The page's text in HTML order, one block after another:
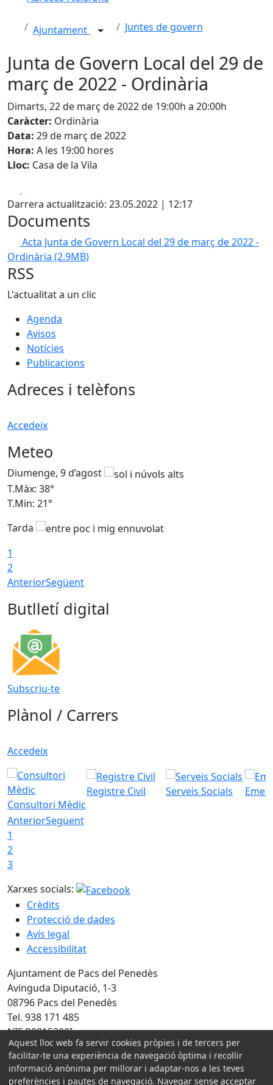
Ajuntament Juntes de govern
Junta de Govern Local del 29 de
març de 2022 - Ordinària
Dimarts, 22 de març de 2022 de 19:00h a 20:00h
Caràcter: Ordinària
Data: 29 de març de 2022
Hora: A les 19:00 hores
Lloc: Casa de la Vila
Darrera actualització: 23.05.2022 | 12:17
Documents
Acta Junta de Govern Local del 29 de març de 2022 -
Ordinària (2.9MB)
RSS
L'actualitat a un clic
Agenda
Avisos
Notícies
Publicacions
Adreces i telèfons
Accedeix
Meteo
Diumenge, 9 d’agost
T.Màx: 38°
T.Min: 21°
Tarda
1
2
AnteriorSegüent
Butlletí digital
Subscriu-te
Plànol / Carrers
Accedeix
Consultori Mèdic
Registre Civil Serveis Socials
AnteriorSegüent
1
2
3
Xarxes socials:
Crèdits
Protecció de dades
Avís legal
Accessibilitat
Ajuntament de Pacs del Penedès
Avinguda Diputació, 1-3
08796 Pacs del Penedès
Tel. 938 171 485
NIF P0815300I
Amb la col·laboració de:
Aquest lloc web fa servir cookies pròpies i de tercers per
facilitar-te una experiència de navegació òptima i recollir
informació anònima per millorar i adaptar-nos a les teves
preferències i pautes de navegació. Navegar sense acceptar